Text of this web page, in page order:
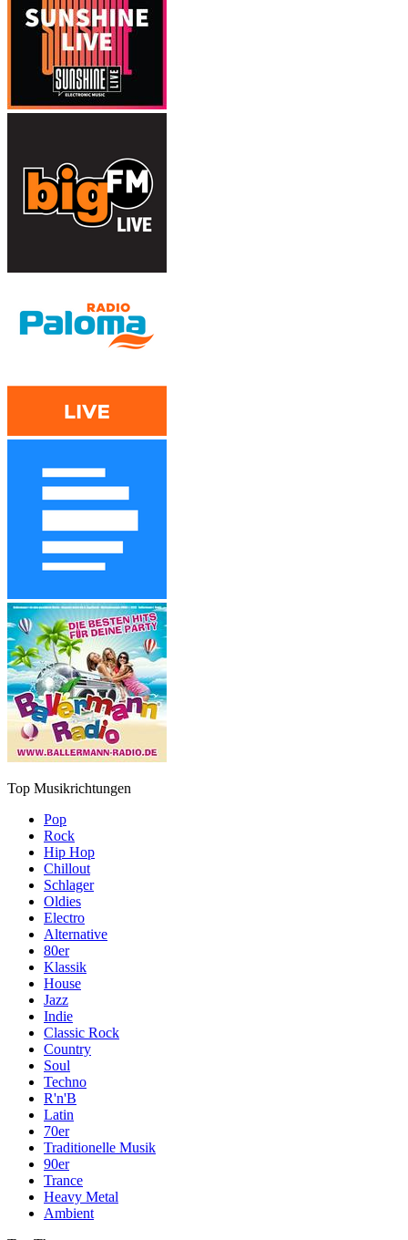
Top Musikrichtungen
Pop
Rock
Hip Hop
Chillout
Schlager
Oldies
Electro
Alternative
80er
Klassik
House
Jazz
Indie
Classic Rock
Country
Soul
Techno
R'n'B
Latin
70er
Traditionelle Musik
90er
Trance
Heavy Metal
Ambient